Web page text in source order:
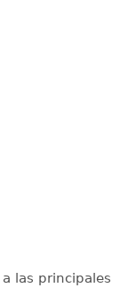
las principales